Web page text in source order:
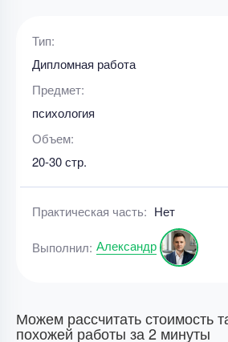
Тип:
Дипломная работа
Предмет:
психология
Объем:
20-30 стр.
Практическая часть: Нет
Выполнил: Александр
Можем рассчитать стоимость
похожей работы за 2 минуты